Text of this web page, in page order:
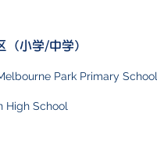
（小学/中学）
Park Primary School
High School